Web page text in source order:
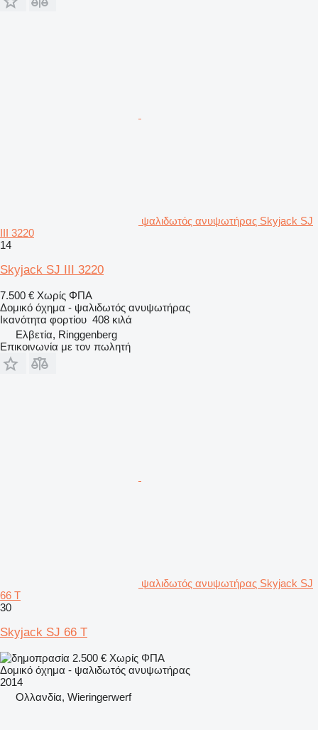
ψαλιδωτός ανυψωτήρας Skyjack SJ
III 3220
14
Skyjack SJ III 3220
7.500 € Χωρίς ΦΠΑ
Δομικό όχημα - ψαλιδωτός ανυψωτήρας
Ικανότητα φορτίου 408 κιλά
Ελβετία, Ringgenberg
Επικοινωνία με τον πωλητή
ψαλιδωτός ανυψωτήρας Skyjack SJ
66 T
30
Skyjack SJ 66 T
2.500 € Χωρίς ΦΠΑ
Δομικό όχημα - ψαλιδωτός ανυψωτήρας
2014
Ολλανδία, Wieringerwerf